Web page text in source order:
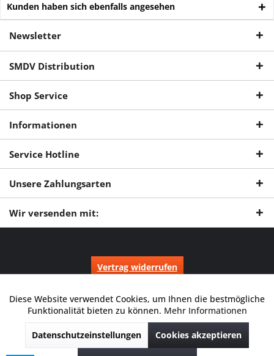
Kunden haben sich ebenfalls angesehen
Newsletter
SMDV Distribution
Shop Service
Informationen
Service Hotline
Unsere Zahlungsarten
Wir versenden mit:
Vertrag widerrufen
Nachnahmegebühren, wenn nicht anders beschrieben.
Durchgestrichene Preise entsprechen dem niedrigsten Verkaufspreis
der letzten 30 Tage. ** Preise beziehen sich auf einen einmal
geforderten Verkaufspreis. UVP: Unverbindliche Preisempfehlung des
Herstellers.
© 2026 Digitale Fotografien | Entwicklung & Support byPro-Webs.de
Funktionale Aktiv
Marketing Inaktiv
Diese Website verwendet Cookies, um Ihnen die bestmögliche
Funktionalität bieten zu können. Mehr Informationen
Datenschutzeinstellungen Cookies akzeptieren